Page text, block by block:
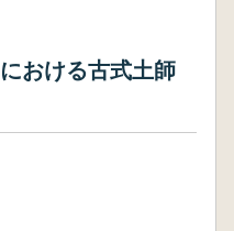
おける古式土師